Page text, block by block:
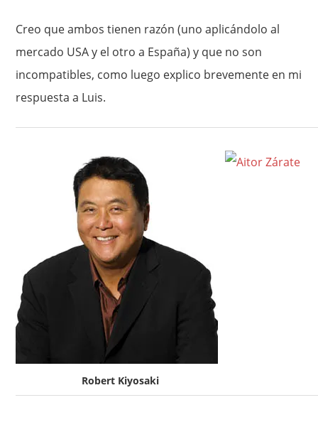
Creo que ambos tienen razón (uno aplicándolo al
mercado USA y el otro a España) y que no son
incompatibles, como luego explico brevemente en mi
respuesta a Luis.
Robert Kiyosaki